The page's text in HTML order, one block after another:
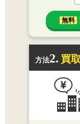
無料
方法2. 買